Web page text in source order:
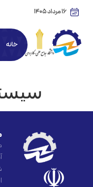
16 مرداد 1405
خانه